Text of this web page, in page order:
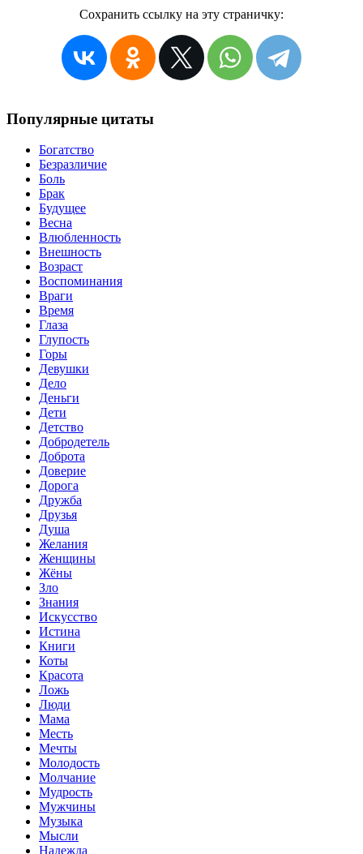
Сохранить ссылку на эту страничку:
Популярные цитаты
Богатство
Безразличие
Боль
Брак
Будущее
Весна
Влюбленность
Внешность
Возраст
Воспоминания
Враги
Время
Глаза
Глупость
Горы
Девушки
Дело
Деньги
Дети
Детство
Добродетель
Доброта
Доверие
Дорога
Дружба
Друзья
Душа
Желания
Женщины
Жёны
Зло
Знания
Искусство
Истина
Книги
Коты
Красота
Ложь
Люди
Мама
Месть
Мечты
Молодость
Молчание
Мудрость
Мужчины
Музыка
Мысли
Надежда